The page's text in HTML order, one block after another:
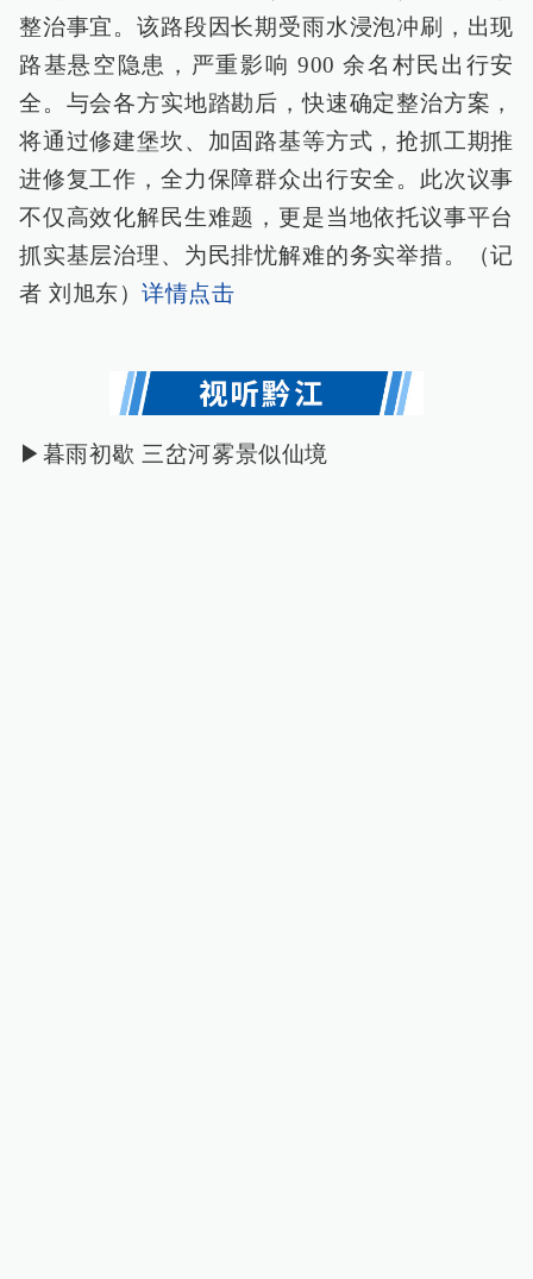
整治事宜。该路段因长期受雨水浸泡冲刷，出现
路基悬空隐患，严重影响 900 余名村民出行安
全。与会各方实地踏勘后，快速确定整治方案，
将通过修建堡坎、加固路基等方式，抢抓工期推
进修复工作，全力保障群众出行安全。此次议事
不仅高效化解民生难题，更是当地依托议事平台
抓实基层治理、为民排忧解难的务实举措。（记
者 刘旭东）详情点击
▶暮雨初歇 三岔河雾景似仙境